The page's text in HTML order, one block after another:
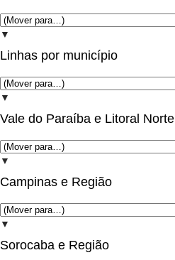
▼
Linhas por município
▼
Vale do Paraíba e Litoral Norte
▼
Campinas e Região
▼
Sorocaba e Região